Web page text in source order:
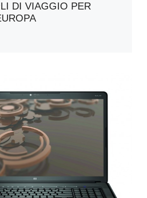
DI VIAGGIO PER